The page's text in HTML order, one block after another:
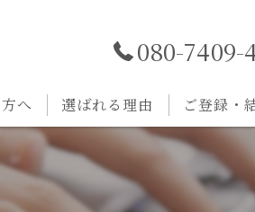
080-7409-
へ 選ばれる理由 ご登録・